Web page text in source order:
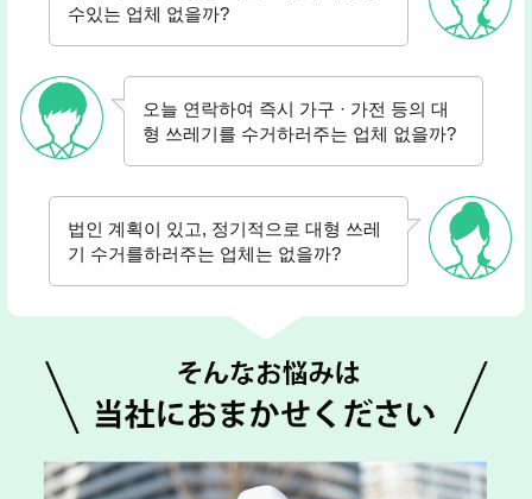
수있는 업체 없을까?
오늘 연락하여 즉시 가구 · 가전 등의 대
형 쓰레기를 수거하러주는 업체 없을까?
법인 계획이 있고, 정기적으로 대형 쓰레
기 수거를하러주는 업체는 없을까?